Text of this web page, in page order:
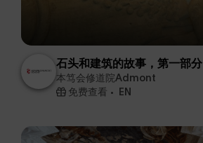
石头和建筑的故事，第一部分
本笃会修道院Admont
免费查看
EN